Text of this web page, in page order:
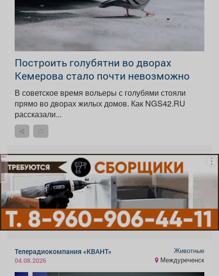
Построить голубятни во дворах
Кемерова стало почти невозможно
В советское время вольеры с голубями стояли
прямо во дворах жилых домов. Как NGS42.RU
рассказали...
реклама
Телерадиокомпания «КВАНТ»
04.08.2026
Животные
Междуреченск